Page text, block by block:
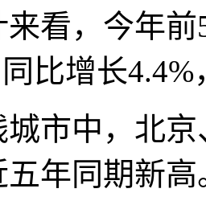
看，今年
比增长
中，北京
年同期新